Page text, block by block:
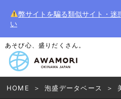
弊サイトを騙る類似サイト・迷
い
あそび心、盛りだくさん。
HOME 泡盛データベース